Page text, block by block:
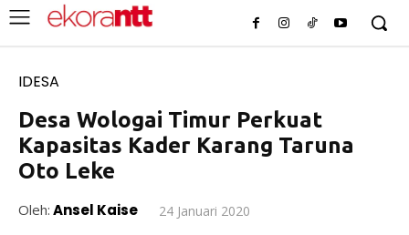
IDESA
Desa Wologai Timur Perkuat
Kapasitas Kader Karang Taruna
Oto Leke
Oleh: Ansel Kaise 24 Januari 2020